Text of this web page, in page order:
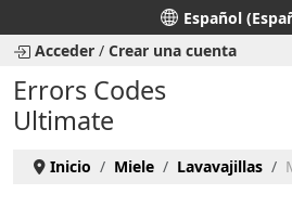
Seleccione su idioma
Español
Acceder / Crear una cuenta
Errors Codes
Ultimate
Inicio Miele Lavavajillas